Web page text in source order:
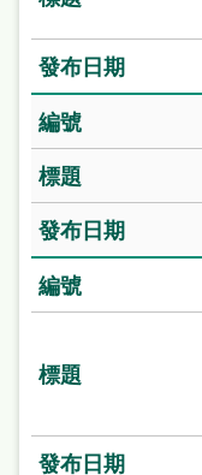
放
宣
告
著
作
權
侵
權
理